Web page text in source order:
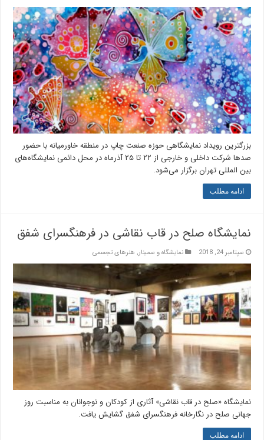
بزرگترین رویداد نمایشگاهی حوزه صنعت چاپ در منطقه خاورمیانه با حضور
صد‌ها شرکت داخلی و خارجی از ۲۲ تا ۲۵ آذرماه در محل دائمی نمایشگاه‌های
بین المللی تهران برگزار می‌شود.
ادامه مطلب
نمایشگاه صلح در قاب نقاشی در فرهنگسرای شفق
سپتامبر 24, 2018 نمایشگاه و سمینار, هنرهای تجسمی
نمایشگاه «صلح در قاب نقاشی» آثاری از کودکان و نوجوانان به مناسبت روز
جهانی صلح در نگارخانه فرهنگسرای شفق گشایش یافت.
ادامه مطلب